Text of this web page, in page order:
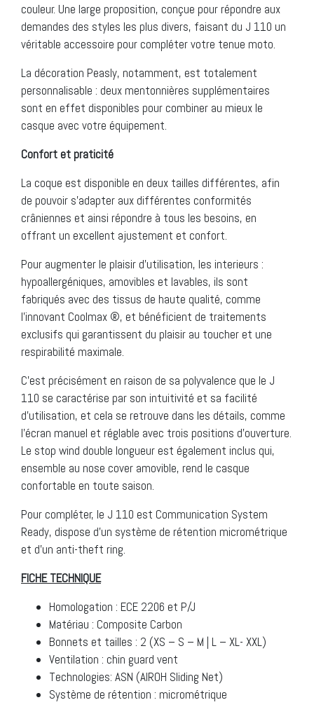
couleur. Une large proposition, conçue pour répondre aux
demandes des styles les plus divers, faisant du J 110 un
véritable accessoire pour compléter votre tenue moto.
La décoration Peasly, notamment, est totalement
personnalisable : deux mentonnières supplémentaires
sont en effet disponibles pour combiner au mieux le
casque avec votre équipement.
Confort et praticité
La coque est disponible en deux tailles différentes, afin
de pouvoir s’adapter aux différentes conformités
crâniennes et ainsi répondre à tous les besoins, en
offrant un excellent ajustement et confort.
Pour augmenter le plaisir d’utilisation, les interieurs :
hypoallergéniques, amovibles et lavables, ils sont
fabriqués avec des tissus de haute qualité, comme
l’innovant Coolmax ®, et bénéficient de traitements
exclusifs qui garantissent du plaisir au toucher et une
respirabilité maximale.
C’est précisément en raison de sa polyvalence que le J
110 se caractérise par son intuitivité et sa facilité
d’utilisation, et cela se retrouve dans les détails, comme
l’écran manuel et réglable avec trois positions d’ouverture.
Le stop wind double longueur est également inclus qui,
ensemble au nose cover amovible, rend le casque
confortable en toute saison.
Pour compléter, le J 110 est Communication System
Ready, dispose d’un système de rétention micrométrique
et d’un anti-theft ring.
FICHE TECHNIQUE
Homologation : ECE 2206 et P/J
Matériau : Composite Carbon
Bonnets et tailles : 2 (XS – S – M | L – XL- XXL)
Ventilation : chin guard vent
Technologies: ASN (AIROH Sliding Net)
Système de rétention : micrométrique